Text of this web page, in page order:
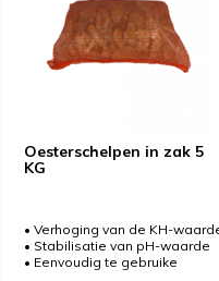
Oesterschelpen in zak 5
KG
• Verhoging van de KH-
• Stabilisatie van pH-waarde
• Eenvoudig te gebruike